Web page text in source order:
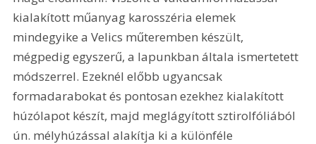
kialakított műanyag karosszéria elemek
mindegyike a Velics műteremben készült,
mégpedig egyszerű, a lapunkban általa ismertetett
módszerrel. Ezeknél előbb ugyancsak
formadarabokat és pontosan ezekhez kialakított
húzólapot készít, majd meglágyított sztirolfóliából
ún. mélyhúzással alakítja ki a különféle